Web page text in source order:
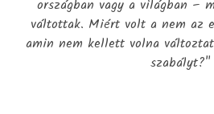
országban vagy a világban –
váltottak. Miért volt a nem az
amin nem kellett volna
szabályt?"